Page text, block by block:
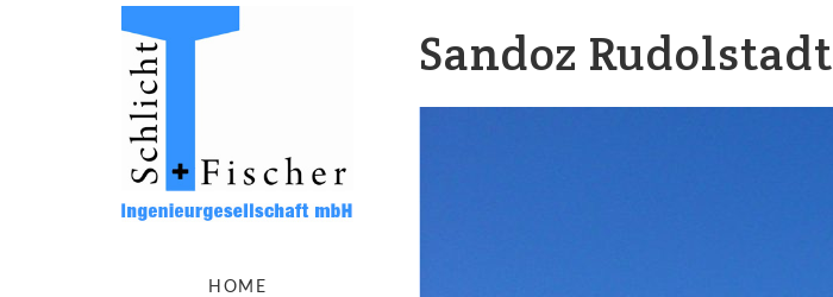
HOME
Sandoz Rudolstadt